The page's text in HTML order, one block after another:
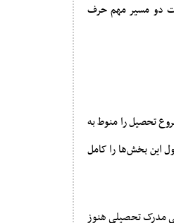
دو مسیر مهم حرف
تحصیل را منوط به
این بخش‌ها را کامل
مدرک تحصیلی هنوز